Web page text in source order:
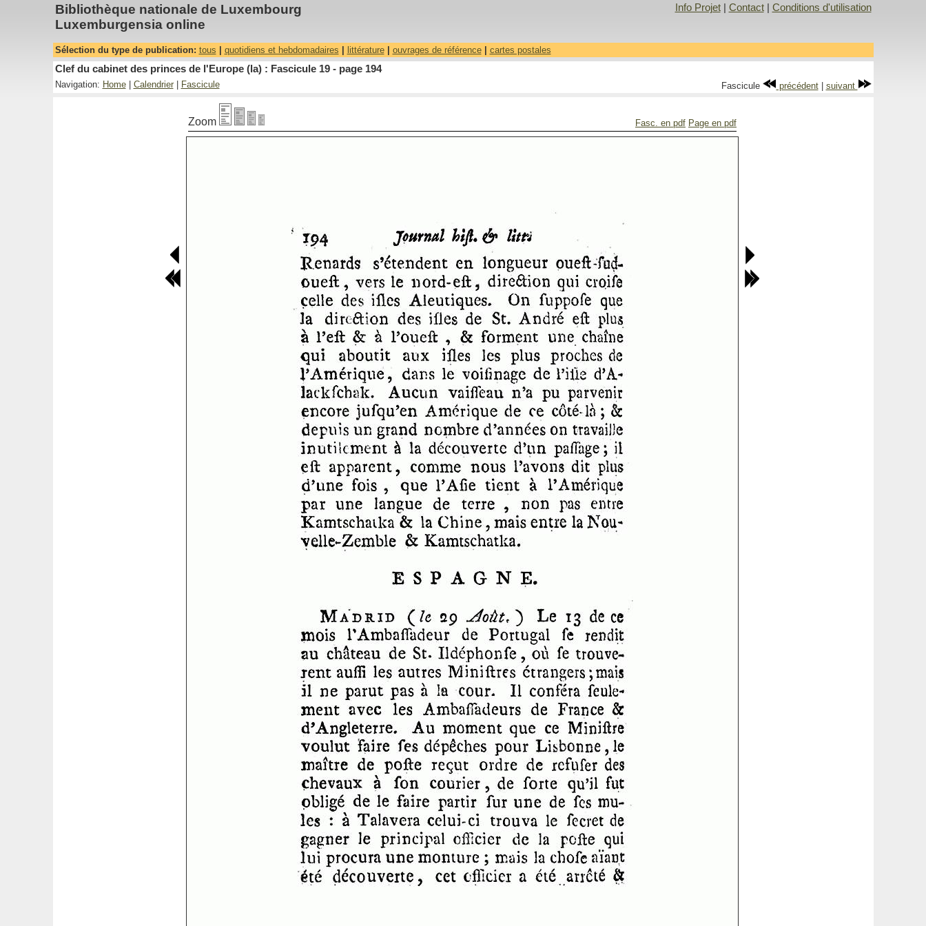
Bibliothèque nationale de Luxembourg
Luxemburgensia online
Info Projet| Contact| Conditions d'utilisation
Sélection du type de publication: tous quotidiens et hebdomadaires littérature| ouvrages de référence| cartes postales
Clef du cabinet des princes de l'Europe (la) : Fascicule 19 - page 194
Navigation: Home| Calendrier| Fascicule Fascicule précédent| suivant
Zoom Fasc. en pdf Page en pdf